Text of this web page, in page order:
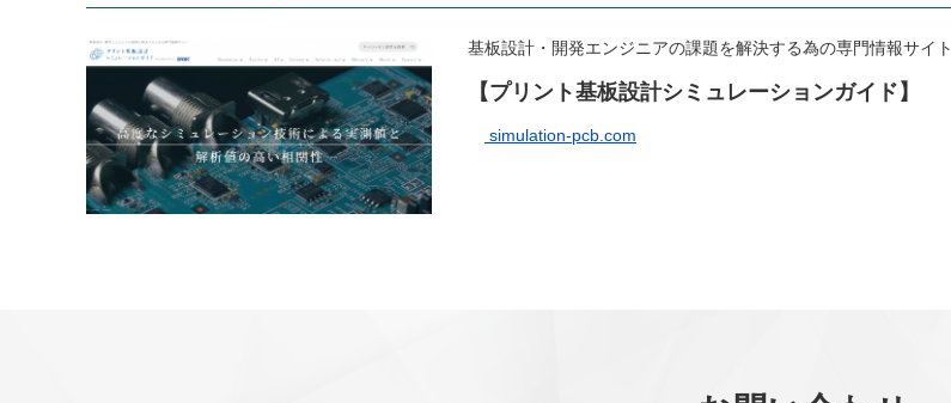
基板設計・開発エンジニアの課題を解決する為の専門情報サイト
【プリント基板設計シミュレーションガイド】
simulation-pcb.com